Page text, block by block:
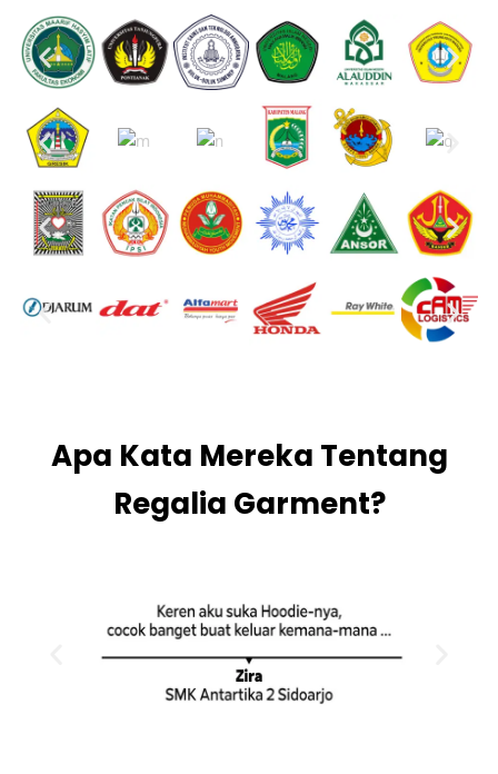
Apa Kata Mereka Tentang
Regalia Garment?